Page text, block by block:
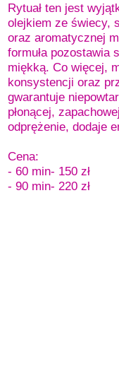
Rytuał ten jest
olejkiem ze świecy,
oraz aromatycznej
formuła pozostawia
miękką. Co więcej,
konsystencji oraz
gwarantuje
płonącej,
odprężenie, dodaje
Cena:
- 60 min- 150 zł
- 90 min- 220 zł